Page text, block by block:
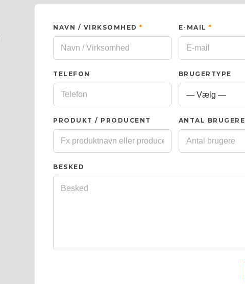
NAVN / VIRKSOMHED* E-MAIL *
TELEFON BRUGERTYPE
PRODUKT / PRODUCENT ANTAL BRUGERE
BESKED